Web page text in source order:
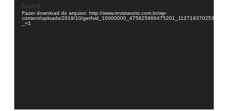
vídeo
found
Fazer download do arquivo: http://www.revistavoto.com.br/wp-
content/uploads/2019/10/
_=1